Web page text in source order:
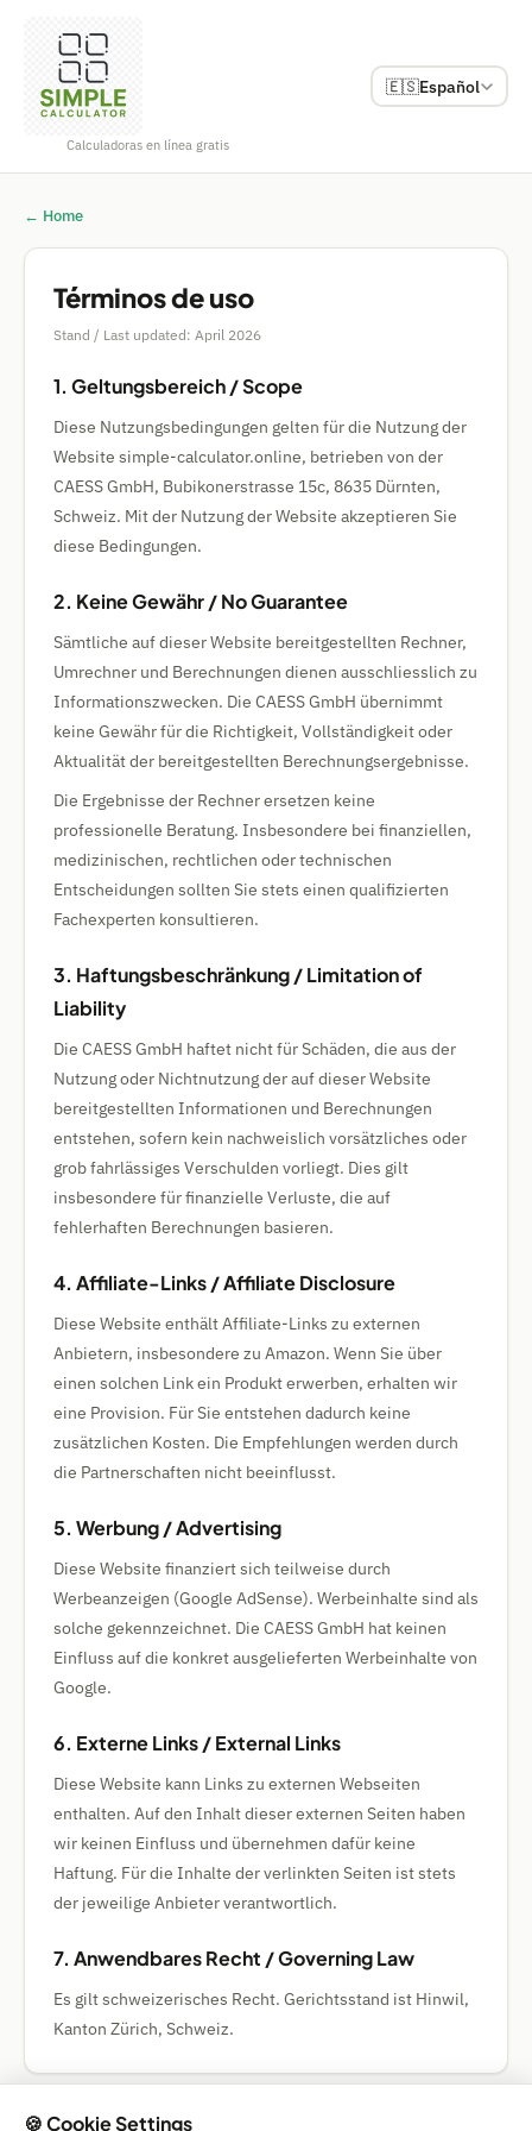
Calculadoras en línea gratis
🇪🇸Español
← Home
Términos de uso
Stand / Last updated: April 2026
1. Geltungsbereich / Scope
Diese Nutzungsbedingungen gelten für die Nutzung der
Website simple-calculator.online, betrieben von der
CAESS GmbH, Bubikonerstrasse 15c, 8635 Dürnten,
Schweiz. Mit der Nutzung der Website akzeptieren Sie
diese Bedingungen.
2. Keine Gewähr / No Guarantee
Sämtliche auf dieser Website bereitgestellten Rechner,
Umrechner und Berechnungen dienen ausschliesslich zu
Informationszwecken. Die CAESS GmbH übernimmt
keine Gewähr für die Richtigkeit, Vollständigkeit oder
Aktualität der bereitgestellten Berechnungsergebnisse.
Die Ergebnisse der Rechner ersetzen keine
professionelle Beratung. Insbesondere bei finanziellen,
medizinischen, rechtlichen oder technischen
Entscheidungen sollten Sie stets einen qualifizierten
Fachexperten konsultieren.
3. Haftungsbeschränkung / Limitation of
Liability
Die CAESS GmbH haftet nicht für Schäden, die aus der
Nutzung oder Nichtnutzung der auf dieser Website
bereitgestellten Informationen und Berechnungen
entstehen, sofern kein nachweislich vorsätzliches oder
grob fahrlässiges Verschulden vorliegt. Dies gilt
insbesondere für finanzielle Verluste, die auf
fehlerhaften Berechnungen basieren.
4. Affiliate-Links / Affiliate Disclosure
Diese Website enthält Affiliate-Links zu externen
Anbietern, insbesondere zu Amazon. Wenn Sie über
einen solchen Link ein Produkt erwerben, erhalten wir
eine Provision. Für Sie entstehen dadurch keine
zusätzlichen Kosten. Die Empfehlungen werden durch
die Partnerschaften nicht beeinflusst.
5. Werbung / Advertising
Diese Website finanziert sich teilweise durch
Werbeanzeigen (Google AdSense). Werbeinhalte sind als
solche gekennzeichnet. Die CAESS GmbH hat keinen
Einfluss auf die konkret ausgelieferten Werbeinhalte von
Google.
6. Externe Links / External Links
Diese Website kann Links zu externen Webseiten
enthalten. Auf den Inhalt dieser externen Seiten haben
wir keinen Einfluss und übernehmen dafür keine
Haftung. Für die Inhalte der verlinkten Seiten ist stets
der jeweilige Anbieter verantwortlich.
7. Anwendbares Recht / Governing Law
Es gilt schweizerisches Recht. Gerichtsstand ist Hinwil,
Kanton Zürich, Schweiz.
🍪 Cookie Settings